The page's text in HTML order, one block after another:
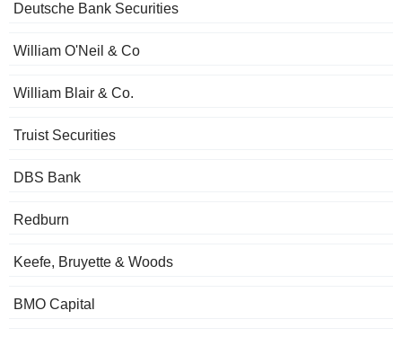
Deutsche Bank Securities
William O'Neil & Co
William Blair & Co.
Truist Securities
DBS Bank
Redburn
Keefe, Bruyette & Woods
BMO Capital